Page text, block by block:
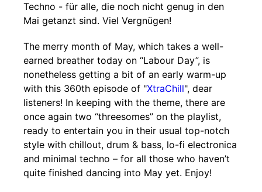
Techno - für alle, die noch nicht genug in den
Mai getanzt sind. Viel Vergnügen!
The merry month of May, which takes a well-
earned breather today on “Labour Day”, is
nonetheless getting a bit of an early warm-up
with this 360th episode of "XtraChill", dear
listeners! In keeping with the theme, there are
once again two “threesomes” on the playlist,
ready to entertain you in their usual top-notch
style with chillout, drum & bass, lo-fi electronica
and minimal techno – for all those who haven’t
quite finished dancing into May yet. Enjoy!